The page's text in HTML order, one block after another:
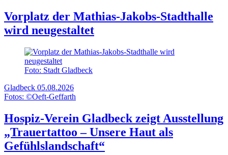
Vorplatz der Mathias-Jakobs-Stadthalle
wird neugestaltet
Foto: Stadt Gladbeck
Gladbeck 05.08.2026
Fotos: ©Oeft-Geffarth
Hospiz-Verein Gladbeck zeigt Ausstellung
„Trauertattoo – Unsere Haut als
Gefühlslandschaft“